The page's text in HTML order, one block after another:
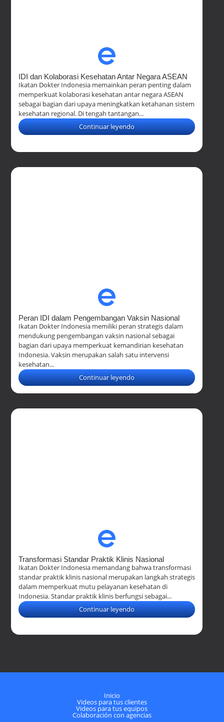
IDI dan Kolaborasi Kesehatan Antar Negara ASEAN
Ikatan Dokter Indonesia memainkan peran penting dalam
memperkuat kolaborasi kesehatan antar negara ASEAN
sebagai bagian dari upaya meningkatkan ketahanan sistem
kesehatan regional. Di tengah tantangan...
Continuar leyendo
Peran IDI dalam Pengembangan Vaksin Nasional
Ikatan Dokter Indonesia memiliki peran strategis dalam
mendukung pengembangan vaksin nasional sebagai
bagian dari upaya memperkuat kemandirian kesehatan
Indonesia. Vaksin merupakan salah satu intervensi
kesehatan...
Continuar leyendo
Transformasi Standar Praktik Klinis Nasional
Ikatan Dokter Indonesia memandang bahwa transformasi
standar praktik klinis nasional merupakan langkah strategis
dalam memperkuat mutu pelayanan kesehatan di
Indonesia. Standar praktik klinis berfungsi sebagai...
Continuar leyendo
Inicio
Videos para tus clientes
Videos para tus equipos
Colaboración con agencias